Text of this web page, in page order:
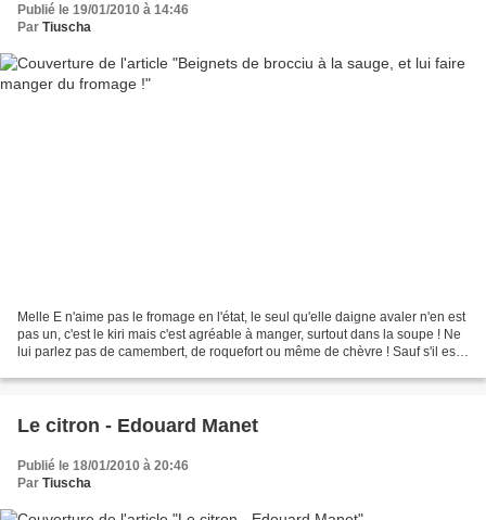
Publié le 19/01/2010 à 14:46
Par Tiuscha
Melle E n'aime pas le fromage en l'état, le seul qu'elle daigne avaler n'en est
pas un, c'est le kiri mais c'est agréable à manger, surtout dans la soupe ! Ne
lui parlez pas de camembert, de roquefort ou même de chèvre ! Sauf s'il est
Le citron - Edouard Manet
Publié le 18/01/2010 à 20:46
Par Tiuscha